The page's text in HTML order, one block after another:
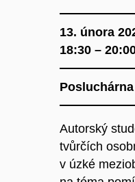
13. února
18:30 –
Autorský
tvůrčích
v úzké